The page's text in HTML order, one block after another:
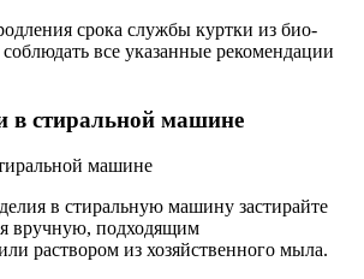
срока службы куртки из био-
все указанные рекомендации
в стиральной машине
машине
в стиральную машину застирайте
вручную, подходящим
раствором из хозяйственного мыла.